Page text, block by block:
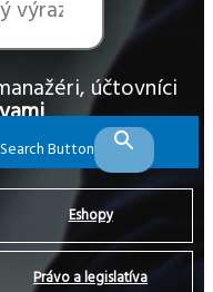
Search Button
účtovníci
Eshopy
Právo a legislatíva